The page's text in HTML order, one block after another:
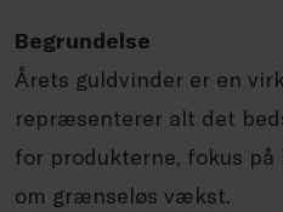
Begrundelse
Årets guldvinder er en
repræsenterer alt det
for produkterne, fokus
om grænseløs vækst.